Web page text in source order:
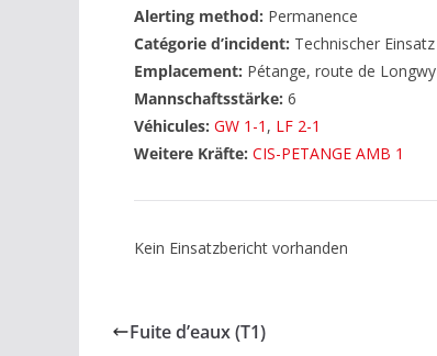
Alerting method: Permanence
Catégorie d’incident: Technischer Einsatz
Emplacement: Pétange, route de Longwy
Mannschaftsstärke: 6
Véhicules: GW 1-1 , LF 2-1
Weitere Kräfte: CIS-PETANGE AMB 1
Kein Einsatzbericht vorhanden
Fuite d’eaux (T1)